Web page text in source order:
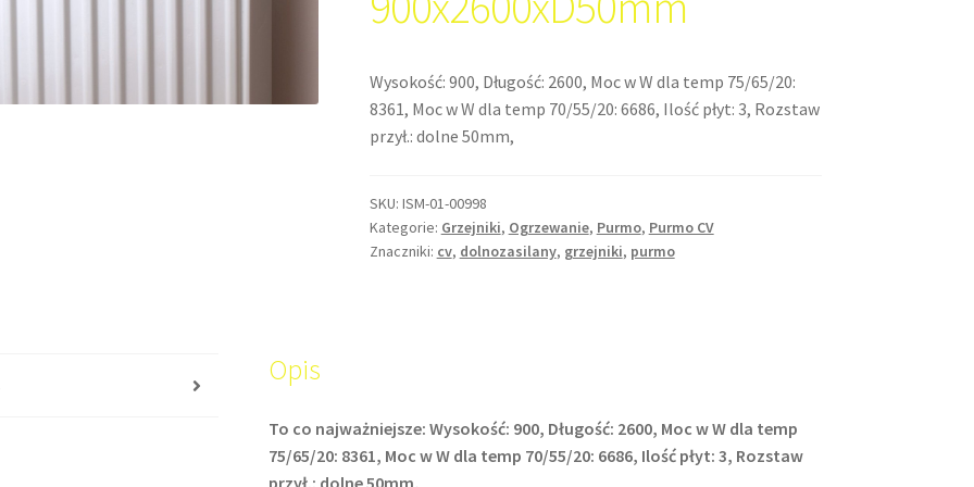
Wysokość: 900, Długość: 2600, Moc w W dla temp 75/65/20:
8361, Moc w W dla temp 70/55/20: 6686, Ilość płyt: 3, Rozstaw
przył.: dolne 50mm,
SKU: ISM-01-00998
Kategorie: Grzejniki, Ogrzewanie, Purmo, Purmo CV
Znaczniki: cv, dolnozasilany, grzejniki, purmo
Opis
To co najważniejsze: Wysokość: 900, Długość: 2600, Moc w W dla temp
75/65/20: 8361, Moc w W dla temp 70/55/20: 6686, Ilość płyt: 3, Rozstaw